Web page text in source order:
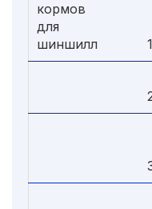
кормов
для
шиншилл
1